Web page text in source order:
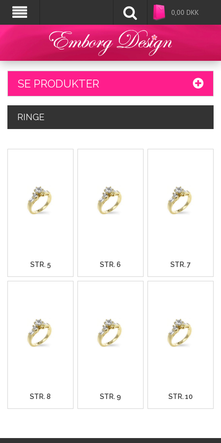
0,00 DKK
SE PRODUKTER
RINGE
STR. 5 STR. 6 STR. 7
STR. 8 STR. 9 STR. 10